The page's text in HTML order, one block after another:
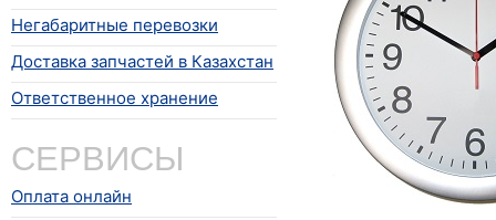
Негабаритные перевозки
Доставка запчастей в Казахстан
Ответственное хранение
СЕРВИСЫ
Оплата онлайн